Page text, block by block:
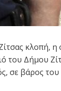
κλοπή,
του Δήμου
σε βάρος